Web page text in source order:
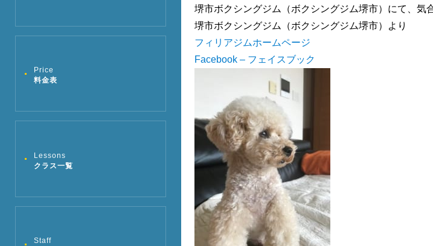
Price
料金表
Lessons
クラス一覧
Staff
堺市ボクシングジム（ボクシングジム堺市）にて、気
堺市ボクシングジム（ボクシングジム堺市）より
フィリアジムホームページ
Facebook – フェイスブック